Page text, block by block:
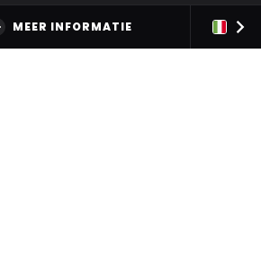
MEER INFORMATIE